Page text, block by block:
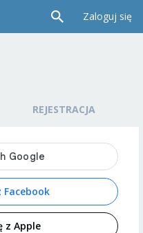
Zaloguj się
REJESTRACJA
Facebook
z Apple